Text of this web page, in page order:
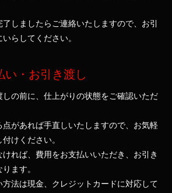
了しましたらご連絡いたしますので、お引
いらしてください。
い・お引き渡し
しの前に、仕上がりの状態をご確認いただ
点があれば手直しいたしますので、お気軽
けください。
ければ、費用をお支払いいただき、お引き
ます。
方法は現金、クレジットカードに対応して